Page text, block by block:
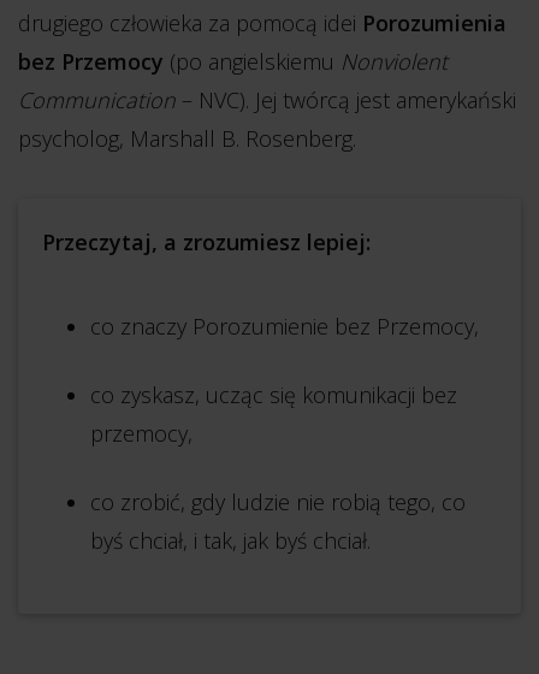
drugiego człowieka za pomocą idei Porozumienia
bez Przemocy (po angielskiemu Nonviolent
Communication – NVC). Jej twórcą jest amerykański
psycholog, Marshall B. Rosenberg.
Przeczytaj, a zrozumiesz lepiej:
co znaczy Porozumienie bez Przemocy,
co zyskasz, ucząc się komunikacji bez
przemocy,
co zrobić, gdy ludzie nie robią tego, co
byś chciał, i tak, jak byś chciał.